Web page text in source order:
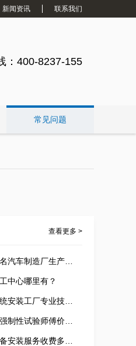
新闻资讯 联系我们
：400-8237-155
常见问题
查看更多 >
中心哪里有？
务，支持配电房稳定